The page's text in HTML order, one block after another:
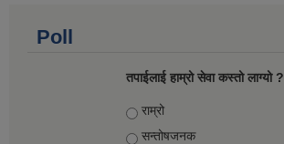
Poll
तपाईलाई हाम्रो सेवा कस्तो लाग्यो ?
Choices
राम्रो
सन्तोषज‍नक